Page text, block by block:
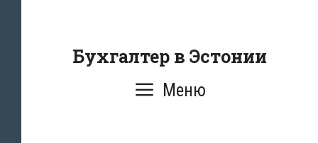
содержаниюБухгалтер в Эстонии
Меню